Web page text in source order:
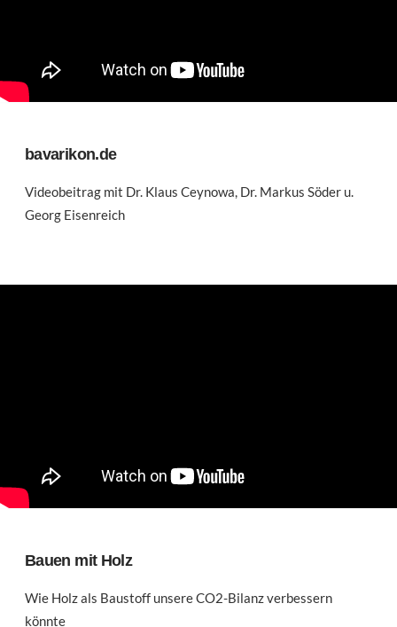
bavarikon.de
Videobeitrag mit Dr. Klaus Ceynowa, Dr. Markus Söder u.
Georg Eisenreich
Bauen mit Holz
Wie Holz als Baustoff unsere CO2-Bilanz verbessern
könnte